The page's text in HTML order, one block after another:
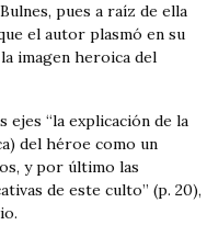
pues a raíz de ella
el autor plasmó en su
imagen heroica del
“la explicación de la
del héroe como un
y por último las
de este culto” (p. 20),